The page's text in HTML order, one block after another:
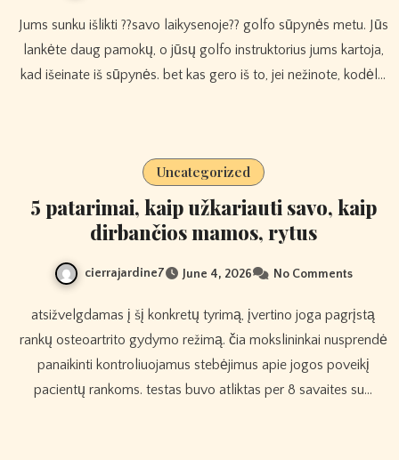
Jums sunku išlikti ??savo laikysenoje?? golfo sūpynės metu. Jūs
lankėte daug pamokų, o jūsų golfo instruktorius jums kartoja,
kad išeinate iš sūpynės. bet kas gero iš to, jei nežinote, kodėl…
Uncategorized
5 patarimai, kaip užkariauti savo, kaip
dirbančios mamos, rytus
cierrajardine7 June 4, 2026 No Comments
atsižvelgdamas į šį konkretų tyrimą, įvertino joga pagrįstą
rankų osteoartrito gydymo režimą. čia mokslininkai nusprendė
panaikinti kontroliuojamus stebėjimus apie jogos poveikį
pacientų rankoms. testas buvo atliktas per 8 savaites su…